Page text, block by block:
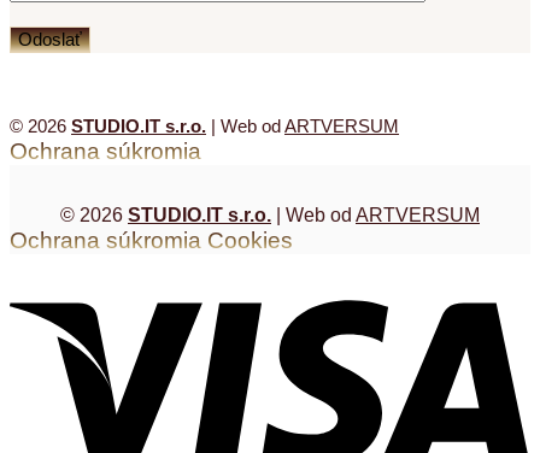
© 2026 STUDIO.IT s.r.o. | Web odARTVERSUM
Ochrana súkromia
© 2026 STUDIO.IT s.r.o. | Web od ARTVERSUM
Ochrana súkromia Cookies